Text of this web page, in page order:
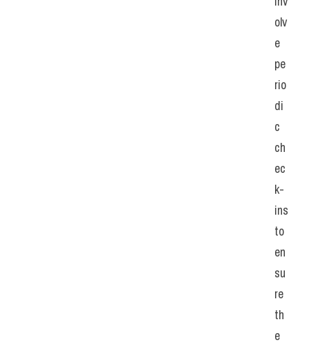
olv
e
pe
rio
di
c
ch
ec
k-
ins
to
en
su
re
th
e